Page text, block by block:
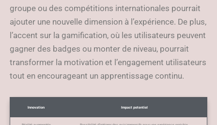
groupe ou des compétitions internationales pourrait
ajouter une nouvelle dimension à l’expérience. De plus,
l’accent sur la gamification, où les utilisateurs peuvent
gagner des badges ou monter de niveau, pourrait
transformer la motivation et l’engagement utilisateurs
tout en encourageant un apprentissage continu.
Innovation Impact potentiel